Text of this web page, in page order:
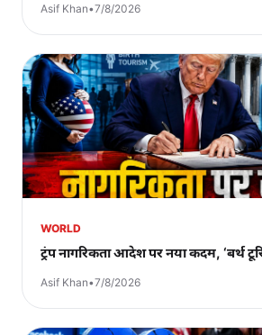
Asif Khan•7/8/2026
WORLD
ट्रंप नागरिकता आदेश पर नया कदम, ‘बर्थ
Asif Khan•7/8/2026